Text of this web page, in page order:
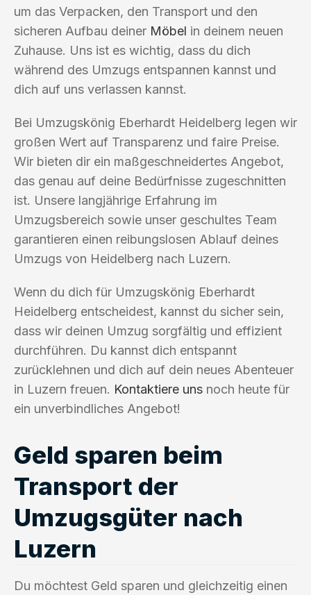
um das Verpacken, den Transport und den
sicheren Aufbau deiner Möbel in deinem neuen
Zuhause. Uns ist es wichtig, dass du dich
während des Umzugs entspannen kannst und
dich auf uns verlassen kannst.
Bei Umzugskönig Eberhardt Heidelberg legen wir
großen Wert auf Transparenz und faire Preise.
Wir bieten dir ein maßgeschneidertes Angebot,
das genau auf deine Bedürfnisse zugeschnitten
ist. Unsere langjährige Erfahrung im
Umzugsbereich sowie unser geschultes Team
garantieren einen reibungslosen Ablauf deines
Umzugs von Heidelberg nach Luzern.
Wenn du dich für Umzugskönig Eberhardt
Heidelberg entscheidest, kannst du sicher sein,
dass wir deinen Umzug sorgfältig und effizient
durchführen. Du kannst dich entspannt
zurücklehnen und dich auf dein neues Abenteuer
in Luzern freuen. Kontaktiere uns noch heute für
ein unverbindliches Angebot!
Geld sparen beim
Transport der
Umzugsgüter nach
Luzern
Du möchtest Geld sparen und gleichzeitig einen